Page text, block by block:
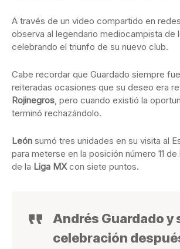
A través de un video compartido en
observa al legendario mediocampista de
celebrando el triunfo de su nuevo club.
Cabe recordar que Guardado siempre
reiteradas ocasiones que su deseo era
Rojinegros, pero cuando existió la
terminó rechazándolo.
León sumó tres unidades en su visita al
para meterse en la posición número 11 de
de la Liga MXcon siete puntos.
Andrés Guardado y
celebración